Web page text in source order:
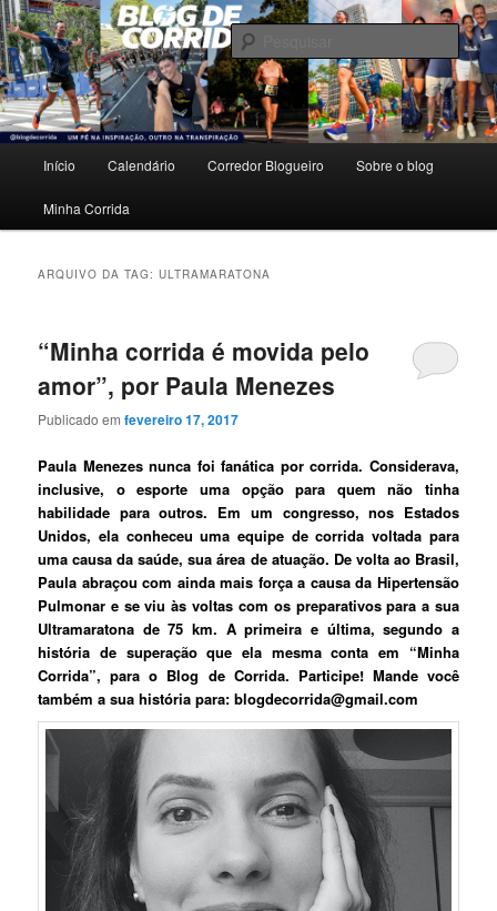
Pular
para
o
conteúdo
principal
Pular
para
o
conteúdo
secundárioBlog de Corrida
Um pé na inspiração, outro na transpiração.
principal
Início Calendário Corredor Blogueiro Sobre o blog
Minha Corrida
ARQUIVO DA TAG:ULTRAMARATONA
“Minha corrida é movida pelo
amor”, por Paula Menezes
Publicado emfevereiro 17, 2017
Paula Menezes nunca foi fanática por corrida. Considerava,
inclusive, o esporte uma opção para quem não tinha
habilidade para outros. Em um congresso, nos Estados
Unidos, ela conheceu uma equipe de corrida voltada para
uma causa da saúde, sua área de atuação. De volta ao Brasil,
Paula abraçou com ainda mais força a causa da Hipertensão
Pulmonar e se viu às voltas com os preparativos para a sua
Ultramaratona de 75 km. A primeira e última, segundo a
história de superação que ela mesma conta em “Minha
Corrida”, para o Blog de Corrida. Participe! Mande você
também a sua história para: blogdecorrida@gmail.com